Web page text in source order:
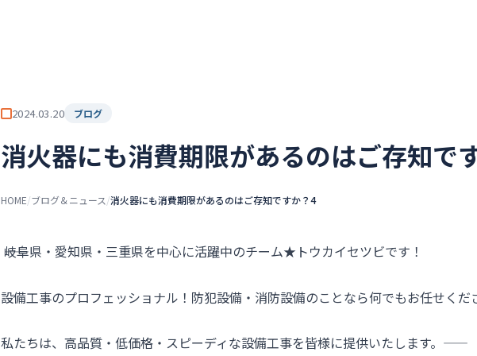
2024.03.20 ブログ
消火器にも消費期限があるのはご存知で
HOME/ブログ＆ニュース/消火器にも消費期限があるのはご存知ですか？4
――岐阜県・愛知県・三重県を中心に活躍中のチーム★トウカイセツビです！
設備工事のプロフェッショナル！防犯設備・消防設備のことなら何でもお任せくだ
私たちは、高品質・低価格・スピーディな設備工事を皆様に提供いたします。――